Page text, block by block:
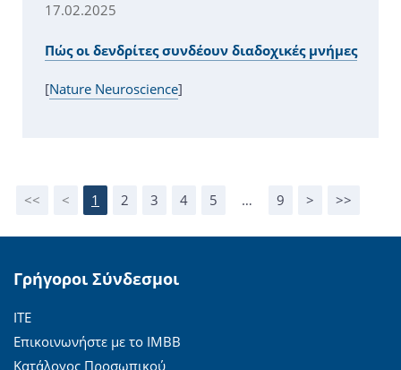
17.02.2025
Πώς οι δενδρίτες συνδέουν διαδοχικές μνήμες
[Nature Neuroscience]
<< < 1 2 3 4 5 … 9 > >>
Γρήγοροι Σύνδεσμοι
ΙΤΕ
Επικοινωνήστε με το ΙΜΒΒ
Κατάλογος Προσωπικού